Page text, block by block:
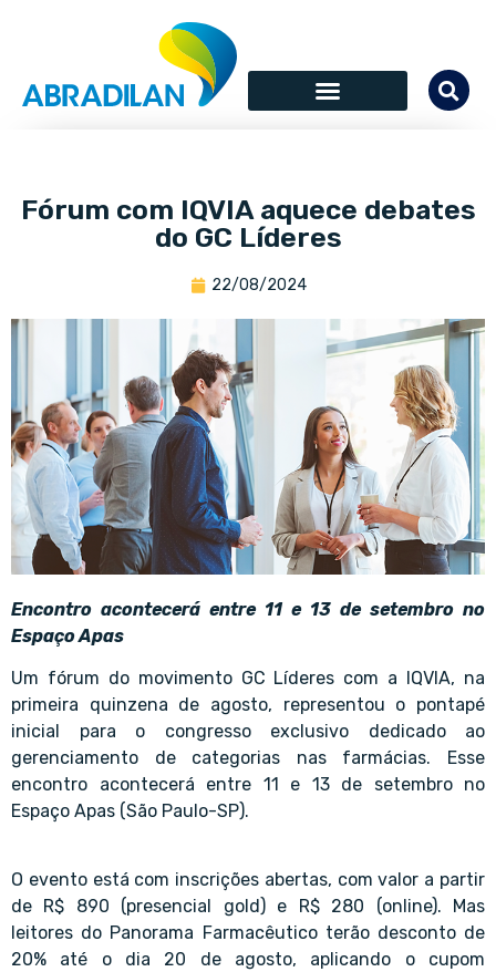
Fórum com IQVIA aquece debates
do GC Líderes
22/08/2024
Encontro acontecerá entre 11 e 13 de setembro no
Espaço Apas
Um fórum do movimento GC Líderes com a IQVIA, na
primeira quinzena de agosto, representou o pontapé
inicial para o congresso exclusivo dedicado ao
gerenciamento de categorias nas farmácias. Esse
encontro acontecerá entre 11 e 13 de setembro no
Espaço Apas (São Paulo-SP).
O evento está com inscrições abertas, com valor a partir
de R$ 890 (presencial gold) e R$ 280 (online). Mas
leitores do Panorama Farmacêutico terão desconto de
20% até o dia 20 de agosto, aplicando o cupom